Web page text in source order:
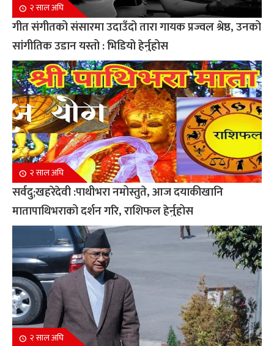
२ साल अघि
गीत संगीतको संसारमा उदाउँदो तारा गायक प्रज्वल श्रेष्ठ, उनको
सांगीतिक उडान यस्तो : भिडियो हेर्नुहोस
२ साल अघि
सर्वदु;खहरेदेवी :पाथीभरा नमोस्तुते, आज दयाकीखानि
मातापाथिभराको दर्शन गरि, राशिफल हेर्नुहोस
२ साल अघि